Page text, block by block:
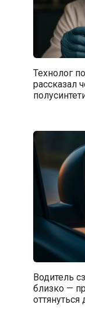
Технолог
рассказал
Водитель
близко —